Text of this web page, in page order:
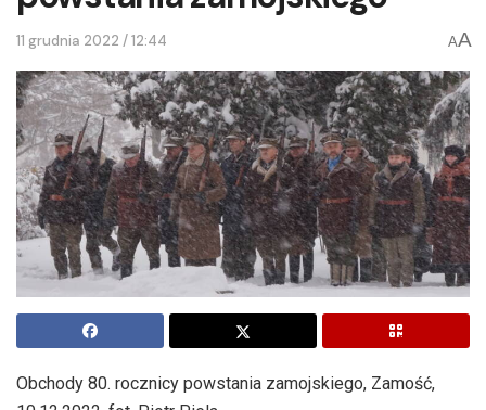
11 grudnia 2022 / 12:44 AA
Obchody 80. rocznicy powstania zamojskiego, Zamość,